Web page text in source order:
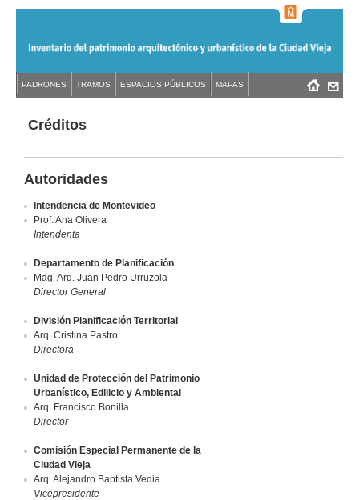
navigation
Back
topCréditos
Autoridades
Intendencia de Montevideo
Prof. Ana Olivera
Intendenta
Departamento de Planificación
Mag. Arq. Juan Pedro Urruzola
Director General
División Planificación Territorial
Arq. Cristina Pastro
Directora
Unidad de Protección del Patrimonio
Urbanístico, Edilicio y Ambiental
Arq. Francisco Bonilla
Director
Comisión Especial Permanente de la
Ciudad Vieja
Arq. Alejandro Baptista Vedia
Vicepresidente
Back
to Menú
PADRONES TRAMOS ESPACIOS PÚBLICOS MAPAS